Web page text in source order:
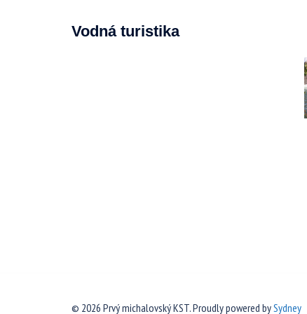
Vodná turistika
© 2026 Prvý michalovský KST. Proudly powered bySydney